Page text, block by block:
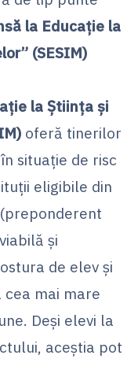
la Educație la
(SESIM)
la Știința și
oferă tinerilor
situație de risc
eligibile din
și
de elev și
mai mare
Deși elevi la
aceștia pot